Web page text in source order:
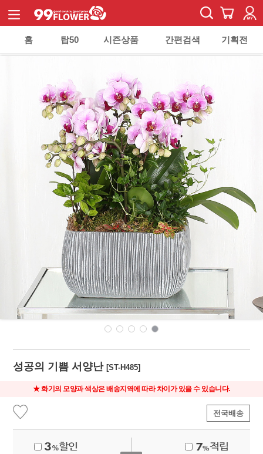
홈 탑50 시즌상품 간편검색 기획전
성공의 기쁨 서양난[ST-H485]
★ 화기의 모양과 색상은 배송지역에 따라 차이가 있을 수 있습니다.
전국배송